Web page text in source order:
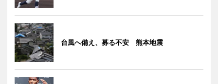
台風へ備え、募る不安 熊本地震